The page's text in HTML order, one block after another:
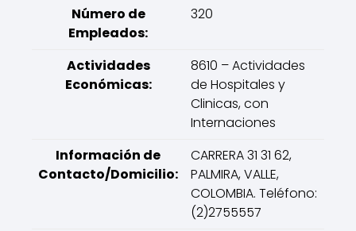
Número de
Empleados:
320
Actividades
Económicas:
8610 – Actividades
de Hospitales y
Clinicas, con
Internaciones
Información de
Contacto/Domicilio:
CARRERA 31 31 62,
PALMIRA, VALLE,
COLOMBIA. Teléfono:
(2)2755557